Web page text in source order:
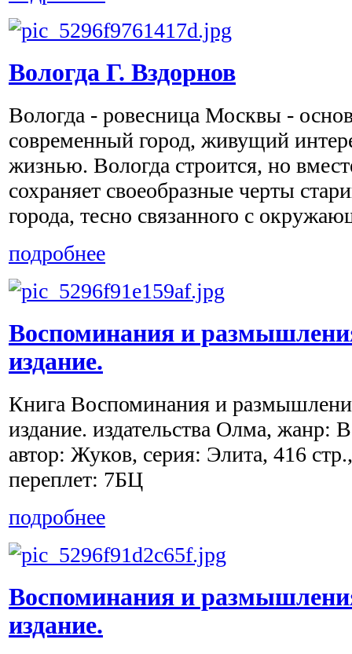
Вологда Г. Вздорнов
Вологда - ровесница Москвы -
современный город, живущий
жизнью. Вологда строится, но
сохраняет своеобразные черты
города, тесно связанного с
подробнее
Воспоминания и
издание.
Книга Воспоминания и
издание. издательства Олма, жанр:
автор: Жуков, серия: Элита, 416
переплет: 7БЦ
подробнее
Воспоминания и
издание.